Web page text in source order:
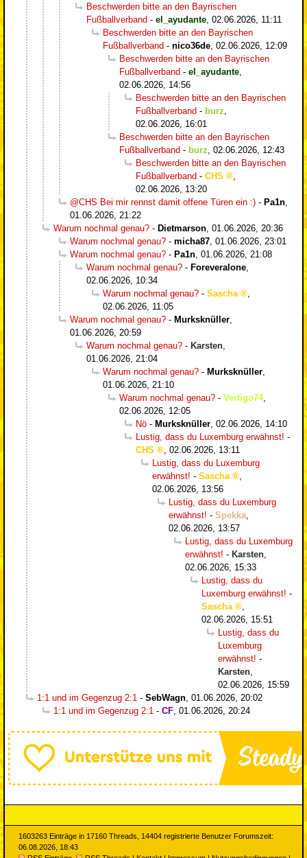
Beschwerden bitte an den Bayrischen
Fußballverband - el_ayudante 02.06.2026, 11:11
Beschwerden bitte an den Bayrischen
Fußballverband - nico36de 02.06.2026, 12:09
Beschwerden bitte an den Bayrischen
Fußballverband - el_ayudante
02.06.2026, 14:56
Beschwerden bitte an den Bayrischen
Fußballverband - burz
02.06.2026, 16:01
Beschwerden bitte an den Bayrischen
Fußballverband - burz 02.06.2026, 12:43
Beschwerden bitte an den Bayrischen
Fußballverband - CHS
02.06.2026, 13:20
@CHS Bei mir rennst damit offene Türen ein :) - Pa1n
01.06.2026, 21:22
Warum nochmal genau? - Dietmarson 01.06.2026, 20:36
Warum nochmal genau? - micha87 01.06.2026, 23:01
Warum nochmal genau? - Pa1n 01.06.2026, 21:08
Warum nochmal genau? - Foreveralone
02.06.2026, 10:34
Warum nochmal genau? - Sascha
02.06.2026, 11:05
Warum nochmal genau? - Murksknüller
01.06.2026, 20:59
Warum nochmal genau? - Karsten
01.06.2026, 21:04
Warum nochmal genau? - Murksknüller
01.06.2026, 21:10
Warum nochmal genau? - Vertigo74,
02.06.2026, 12:05
Nö - Murksknüller 02.06.2026, 14:10
Lustig, dass du Luxemburg erwähnst! -
CHS
02.06.2026, 13:11
Lustig, dass du Luxemburg
erwähnst! - Sascha
02.06.2026, 13:56
Lustig, dass du Luxemburg
erwähnst! - Spekka
02.06.2026, 13:57
Lustig, dass du Luxemburg
erwähnst! - Karsten
02.06.2026, 15:33
Lustig, dass du
Luxemburg erwähnst! -
Sascha
02.06.2026, 15:51
Lustig, dass du
Luxemburg
erwähnst! -
Karsten
02.06.2026, 15:59
1:1 und im Gegenzug 2:1 - SebWagn 01.06.2026, 20:02
1:1 und im Gegenzug 2:1 - CF 01.06.2026, 20:24
1603263 Einträge in 17160 Threads, 14404 registrierte Benutzer Forumszeit:
06.08.2026, 18:43